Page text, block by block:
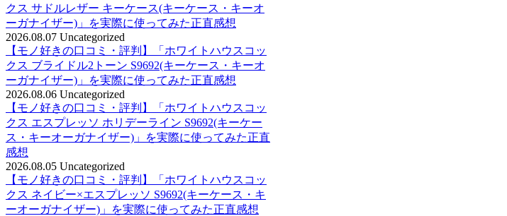
クス サドルレザー キーケース(キーケース・キーオ
ーガナイザー)」を実際に使ってみた正直感想
2026.08.07 Uncategorized
【モノ好きの口コミ・評判】「ホワイトハウスコッ
クス ブライドル2トーン S9692(キーケース・キーオ
ーガナイザー)」を実際に使ってみた正直感想
2026.08.06 Uncategorized
【モノ好きの口コミ・評判】「ホワイトハウスコッ
クス エスプレッソ ホリデーライン S9692(キーケー
ス・キーオーガナイザー)」を実際に使ってみた正直
感想
2026.08.05 Uncategorized
【モノ好きの口コミ・評判】「ホワイトハウスコッ
クス ネイビー×エスプレッソ S9692(キーケース・キ
ーオーガナイザー)」を実際に使ってみた正直感想